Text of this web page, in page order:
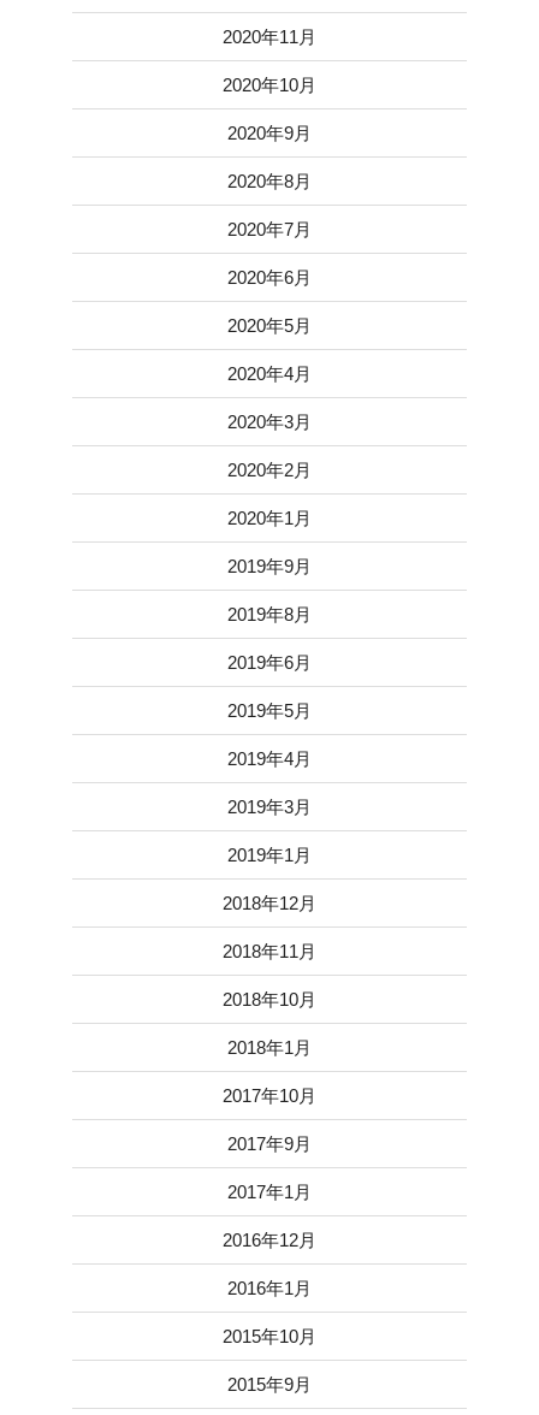
2020年11月
2020年10月
2020年9月
2020年8月
2020年7月
2020年6月
2020年5月
2020年4月
2020年3月
2020年2月
2020年1月
2019年9月
2019年8月
2019年6月
2019年5月
2019年4月
2019年3月
2019年1月
2018年12月
2018年11月
2018年10月
2018年1月
2017年10月
2017年9月
2017年1月
2016年12月
2016年1月
2015年10月
2015年9月